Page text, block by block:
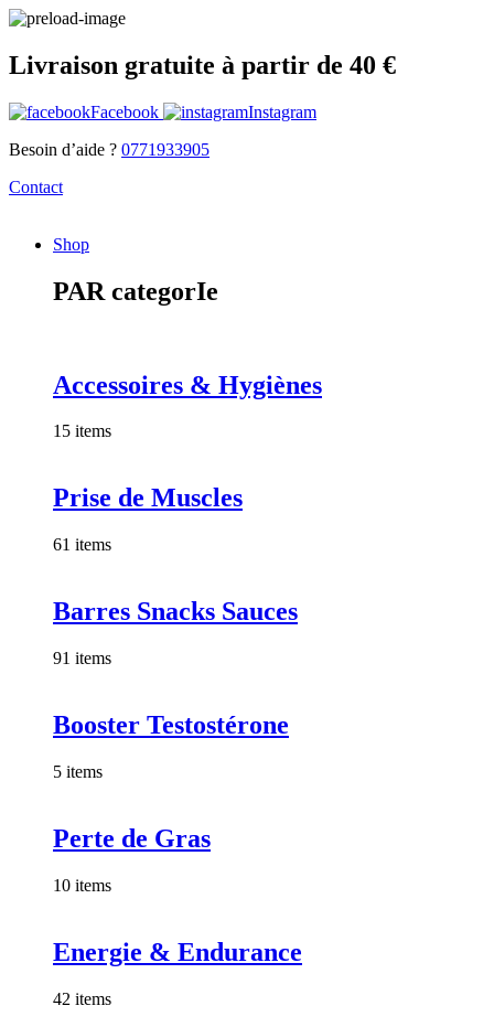
Livraison gratuite à partir de 40 €
Facebook
Instagram
Besoin d’aide ? 0771933905
Contact
Shop
PAR categorIe
Accessoires & Hygiènes
15 items
Prise de Muscles
61 items
Barres Snacks Sauces
91 items
Booster Testostérone
5 items
Perte de Gras
10 items
Energie & Endurance
42 items